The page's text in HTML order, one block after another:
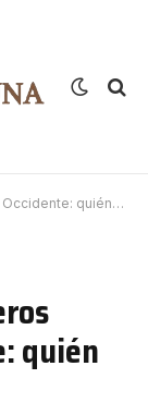
quién es quién
quién